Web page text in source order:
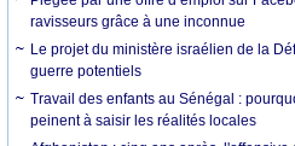
ravisseurs grâce à une inconnue
Le projet du ministère israélien de la
guerre potentiels
Travail des enfants au Sénégal :
peinent à saisir les réalités locales